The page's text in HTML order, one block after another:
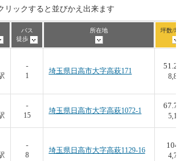
リックすると並びかえ出来ます
バス
徒歩
所在地 坪数/坪
-
1
埼玉県日高市大字高萩171
51.24
-
15
埼玉県日高市大字高萩1072-1
67.75
-
8
埼玉県日高市大字高萩1129-16
104